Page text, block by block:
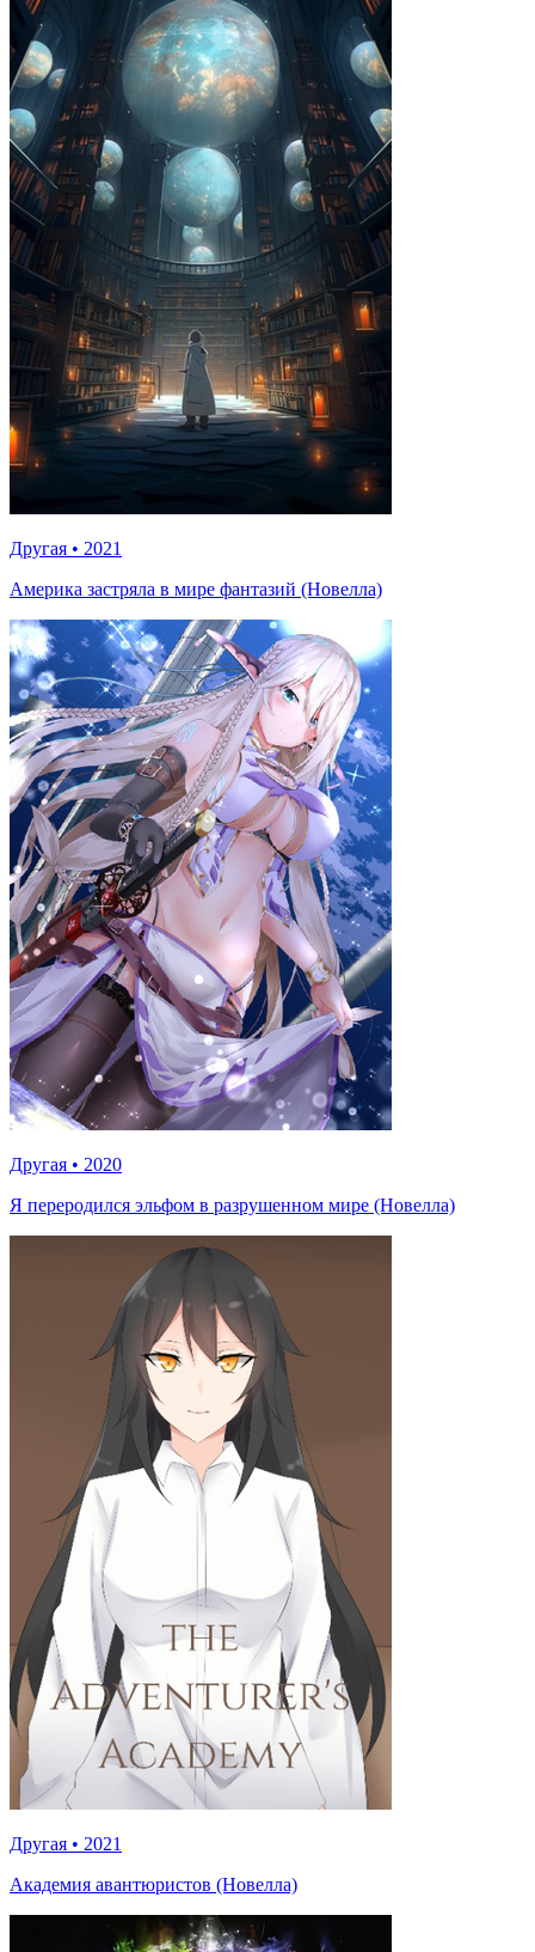
Другая • 2021
Америка застряла в мире фантазий (Новелла)
Другая • 2020
Я переродился эльфом в разрушенном мире (Новелла)
Другая • 2021
Академия авантюристов (Новелла)